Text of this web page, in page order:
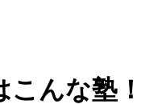
んな塾！